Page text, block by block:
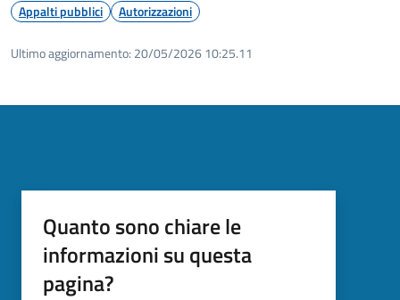
Appalti pubblici Autorizzazioni
Ultimo aggiornamento: 20/05/2026 10:25.11
Quanto sono chiare le
informazioni su questa
pagina?